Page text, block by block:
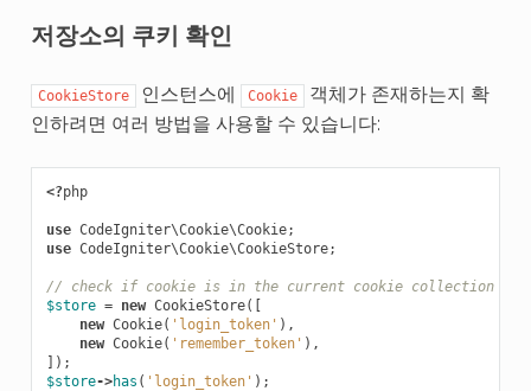
저장소의 쿠키 확인
CookieStore 인스턴스에 Cookie
객체가 존재하는지 확
인하려면 여러 방법을 사용할 수 있습니다:
<?php
use CodeIgniter\Cookie\Cookie;
use CodeIgniter\Cookie\CookieStore;
// check if cookie is in the current cookie collection
$store = new CookieStore([
new Cookie( 'login_token' ),
new Cookie( 'remember_token' ),
]);
$store->has ( 'login_token' );